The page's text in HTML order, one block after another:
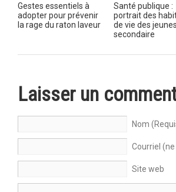
Gestes essentiels à
adopter pour prévenir
la rage du raton laveur
Santé publique :
portrait des
de vie des
secondaire
Laisser un
Nom
Courriel
Site web